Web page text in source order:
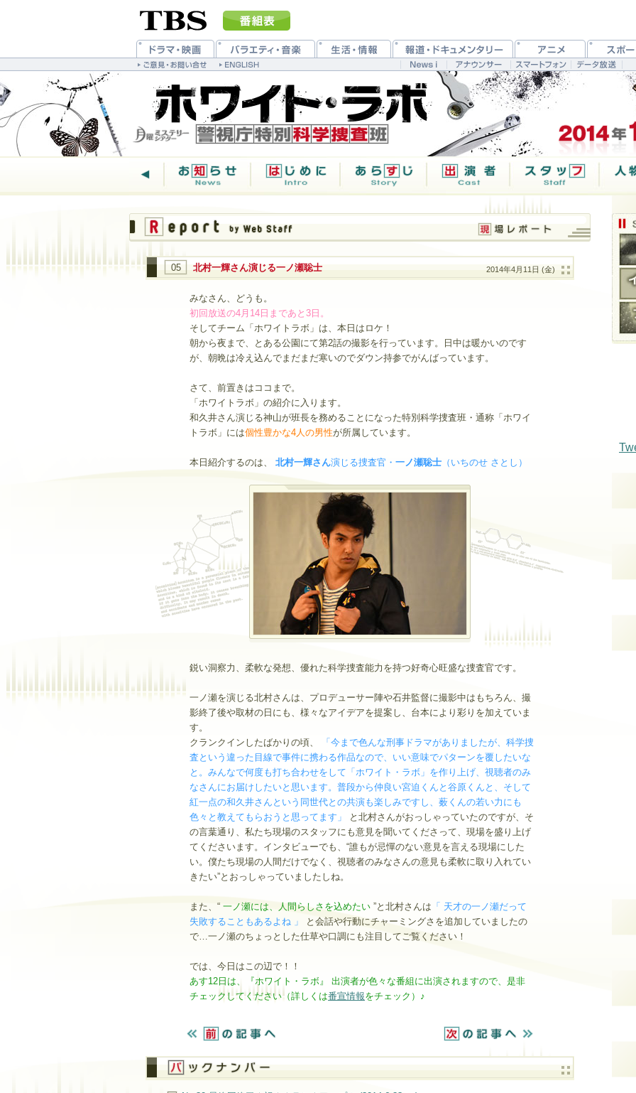
05 北村一輝さん演じる一ノ瀬聡士 2014年4月11日 (金)
みなさん、どうも。
初回放送の4月14日まであと3日。
そしてチーム「ホワイトラボ」は、本日はロケ！
朝から夜まで、とある公園にて第2話の撮影を行っています。日中は暖かいのです
が、朝晩は冷え込んでまだまだ寒いのでダウン持参でがんばっています。
さて、前置きはココまで。
「ホワイトラボ」の紹介に入ります。
和久井さん演じる神山が班長を務めることになった特別科学捜査班・通称「ホワイ
トラボ」には個性豊かな4人の男性が所属しています。
本日紹介するのは、 北村一輝さん演じる捜査官・ 一ノ瀬聡士 （いちのせ さとし）
鋭い洞察力、柔軟な発想、優れた科学捜査能力を持つ好奇心旺盛な捜査官です。
一ノ瀬を演じる北村さんは、プロデューサー陣や石井監督に撮影中はもちろん、撮
影終了後や取材の日にも、様々なアイデアを提案し、台本により彩りを加えていま
す。
クランクインしたばかりの頃、
「今まで色んな刑事ドラマがありましたが、科学捜
査という違った目線で事件に携わる作品なので、いい意味でパターンを覆したいな
と。みんなで何度も打ち合わせをして「ホワイト・ラボ」を作り上げ、視聴者のみ
なさんにお届けしたいと思います。普段から仲良い宮迫くんと谷原くんと、そして
紅一点の和久井さんという同世代との共演も楽しみですし、薮くんの若い力にも
色々と教えてもらおうと思ってます」
と北村さんがおっしゃっていたのですが、そ
の言葉通り、私たち現場のスタッフにも意見を聞いてくださって、現場を盛り上げ
てくださいます。インタビューでも、“誰もが忌憚のない意見を言える現場にした
い。僕たち現場の人間だけでなく、視聴者のみなさんの意見も柔軟に取り入れてい
きたい”とおっしゃっていましたしね。
また、“ 一ノ瀬には、人間らしさを込めたい ”と北村さんは 「 天才の一ノ瀬だって
失敗することもあるよね 」
と会話や行動にチャーミングさを追加していましたの
で…一ノ瀬のちょっとした仕草や口調にも注目してご覧ください！
では、今日はこの辺で！！
あす12日は、『ホワイト・ラボ』 出演者が色々な番組に出演されますので、是非
チェックしてください（詳しくは番宣情報をチェック）♪